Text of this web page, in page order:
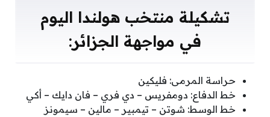
تشكيلة منتخب هولندا اليوم
في مواجهة الجزائر:
حراسة المرمى: فليكين
خط الدفاع: دومفريس – دي فري – فان دايك – أكي
خط الوسط: شوتن – تيمبير – مالين – سيمونز